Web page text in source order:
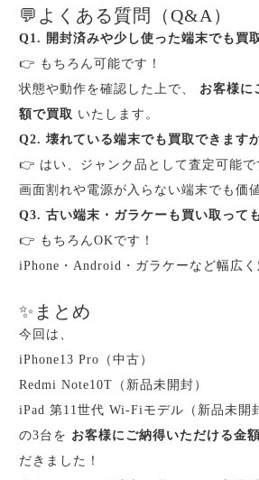
💬よくある質問（Q&A）
Q1. 開封済みや少し使った端末でも買
👉 もちろん可能です！
状態や動作を確認した上で、 お客様に
額で買取 いたします。
Q2. 壊れている端末でも買取できます
👉 はい、ジャンク品として査定可能で
画面割れや電源が入らない端末でも価
Q3. 古い端末・ガラケーも買い取って
👉 もちろんOKです！
iPhone・Android・ガラケーなど幅広く
✨まとめ
今回は、
iPhone13 Pro（中古）
Redmi Note10T（新品未開封）
iPad 第11世代 Wi-Fiモデル（新品未開
の3台を お客様にご納得いただける金
だきました！